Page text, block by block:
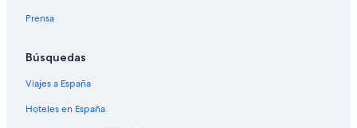
Prensa
Búsquedas
Viajes a España
Hoteles en España